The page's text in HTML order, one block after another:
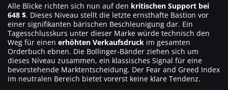
Alle Blicke richten sich nun auf den kritischen Support bei
648 $. Dieses Niveau stellt die letzte ernsthafte Bastion vor
einer signifikanten bärischen Beschleunigung dar. Ein
Tagesschlusskurs unter dieser Marke würde technisch den
Weg für einen erhöhten Verkaufsdruck im gesamten
Orderbuch ebnen. Die Bollinger-Bänder ziehen sich um
dieses Niveau zusammen, ein klassisches Signal für eine
bevorstehende Marktentscheidung. Der Fear and Greed Index
im neutralen Bereich bietet vorerst keine klare Tendenz.